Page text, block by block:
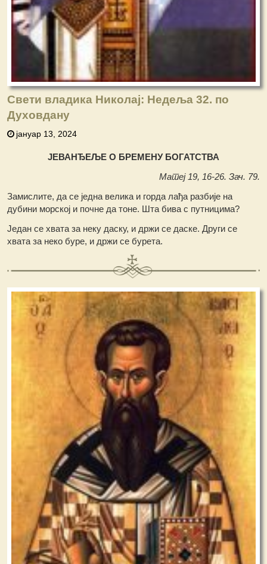
Свети владика Николај: Недеља 32. по
Духовдану
јануар 13, 2024
ЈЕВАНЂЕЉЕ О БРЕМЕНУ БОГАТСТВА
Матеј 19, 16-26. Зач. 79.
Замислите, да се једна велика и горда лађа разбије на
дубини морској и почне да тоне. Шта бива с путницима?
Један се хвата за неку даску, и држи се даске. Други се
хвата за неко буре, и држи се бурета.